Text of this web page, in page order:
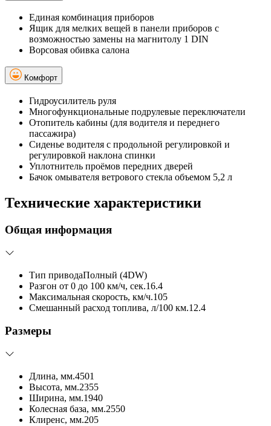
Единая комбинация приборов
Ящик для мелких вещей в панели приборов с
возможностью замены на магнитолу 1 DIN
Ворсовая обивка салона
Комфорт
Гидроусилитель руля
Многофункциональные подрулевые переключатели
Отопитель кабины (для водителя и переднего
пассажира)
Сиденье водителя с продольной регулировкой и
регулировкой наклона спинки
Уплотнитель проёмов передних дверей
Бачок омывателя ветрового стекла объемом 5,2 л
Технические характеристики
Общая информация
Тип приводаПолный (4DW)
Разгон от 0 до 100 км/ч, сек.16.4
Максимальная скорость, км/ч.105
Смешанный расход топлива, л/100 км.12.4
Размеры
Длина, мм.4501
Высота, мм.2355
Ширина, мм.1940
Колесная база, мм.2550
Клиренс, мм.205